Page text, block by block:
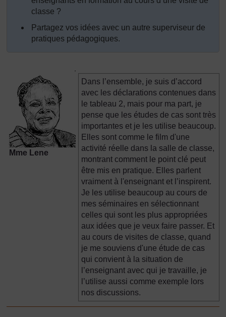
classe ?
Partagez vos idées avec un autre superviseur de
pratiques pédagogiques.
Mme Lene
Dans l’ensemble, je suis d’accord
avec les déclarations contenues dans
le tableau 2, mais pour ma part, je
pense que les études de cas sont très
importantes et je les utilise beaucoup.
Elles sont comme le film d'une
activité réelle dans la salle de classe,
montrant comment le point clé peut
être mis en pratique. Elles parlent
vraiment à l'enseignant et l’inspirent.
Je les utilise beaucoup au cours de
mes séminaires en sélectionnant
celles qui sont les plus appropriées
aux idées que je veux faire passer. Et
au cours de visites de classe, quand
je me souviens d'une étude de cas
qui convient à la situation de
l’enseignant avec qui je travaille, je
l’utilise aussi comme exemple lors
nos discussions.